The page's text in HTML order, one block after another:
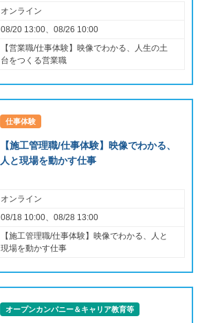
オンライン
08/20 13:00、08/26 10:00
【営業職/仕事体験】映像でわかる、人生の土
台をつくる営業職
仕事体験
【施工管理職/仕事体験】映像でわかる、
人と現場を動かす仕事
オンライン
08/18 10:00、08/28 13:00
【施工管理職/仕事体験】映像でわかる、人と
現場を動かす仕事
オープンカンパニー＆キャリア教育等